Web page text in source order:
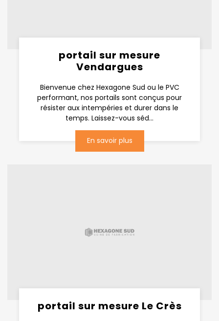
portail sur mesure
Vendargues
Bienvenue chez Hexagone Sud ou le PVC
performant, nos portails sont conçus pour
résister aux intempéries et durer dans le
temps. Laissez-vous séd...
En savoir plus
portail sur mesure Le Crès